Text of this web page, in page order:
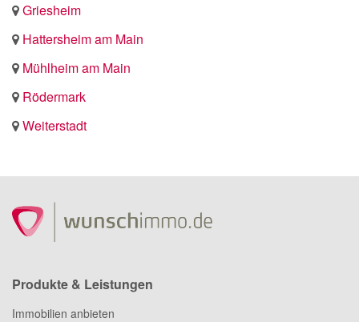
Griesheim
Hattersheim am Main
Mühlheim am Main
Rödermark
Weiterstadt
Produkte & Leistungen
Immobilien anbieten